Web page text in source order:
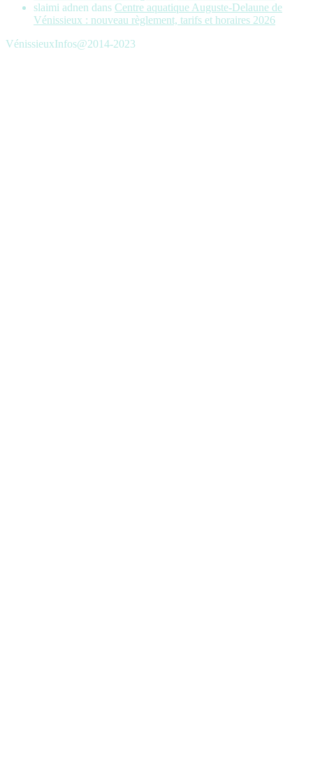
slaimi adnen dans Centre aquatique Auguste-Delaune de
Vénissieux : nouveau règlement, tarifs et horaires 2026
VénissieuxInfos@2014-2023